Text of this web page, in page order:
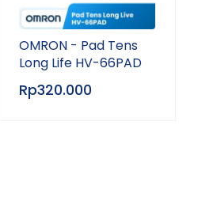
OMRON - Pad Tens
Long Life HV-66PAD
Rp320.000